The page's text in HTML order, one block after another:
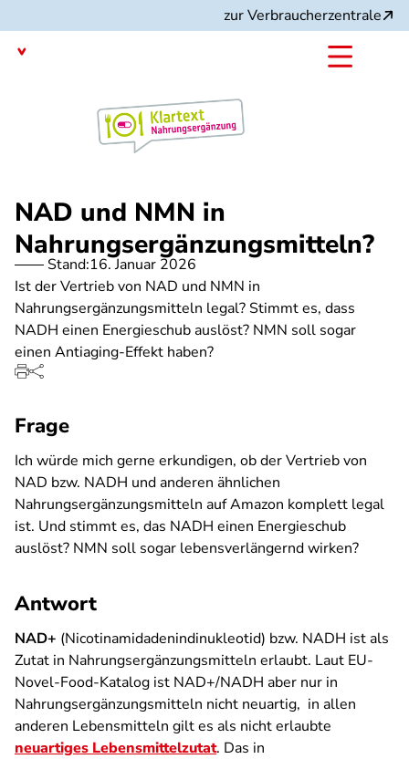
zum
Inhalt
zur Verbraucherzentrale
NAD und NMN in
Nahrungsergänzungsmitteln?
Stand:16. Januar 2026
Ist der Vertrieb von NAD und NMN in
Nahrungsergänzungsmitteln legal? Stimmt es, dass
NADH einen Energieschub auslöst? NMN soll sogar
einen Antiaging-Effekt haben?
Frage
Ich würde mich gerne erkundigen, ob der Vertrieb von
NAD bzw. NADH und anderen ähnlichen
Nahrungsergänzungsmitteln auf Amazon komplett legal
ist. Und stimmt es, das NADH einen Energieschub
auslöst? NMN soll sogar lebensverlängernd wirken?
Antwort
NAD+ (Nicotinamidadenindinukleotid) bzw. NADH ist als
Zutat in Nahrungsergänzungsmitteln erlaubt. Laut EU-
Novel-Food-Katalog ist NAD+/NADH aber nur in
Nahrungsergänzungsmitteln nicht neuartig, in allen
anderen Lebensmitteln gilt es als nicht erlaubte
neuartiges Lebensmittelzutat. Das in